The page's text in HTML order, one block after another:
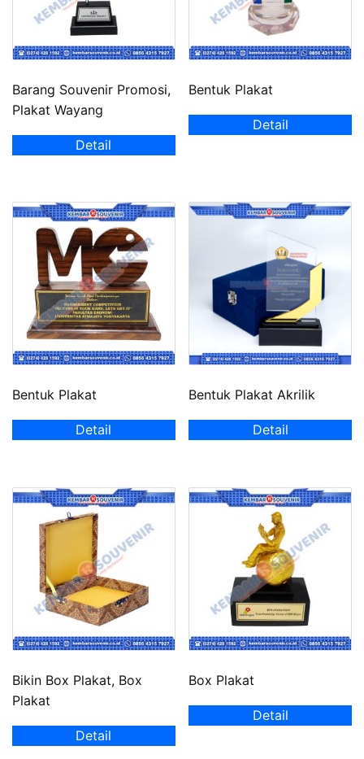
Barang Souvenir Promosi,
Plakat Wayang
Detail
Bentuk Plakat
Detail
Bentuk Plakat
Detail
Bentuk Plakat Akrilik
Detail
Bikin Box Plakat, Box
Plakat
Detail
Box Plakat
Detail